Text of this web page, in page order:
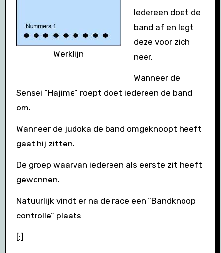
Werklijn
Iedereen doet de
band af en legt
deze voor zich
neer.
Wanneer de
Sensei “Hajime” roept doet iedereen de band
om.
Wanneer de judoka de band omgeknoopt heeft
gaat hij zitten.
De groep waarvan iedereen als eerste zit heeft
gewonnen.
Natuurlijk vindt er na de race een “Bandknoop
controlle” plaats
[:]